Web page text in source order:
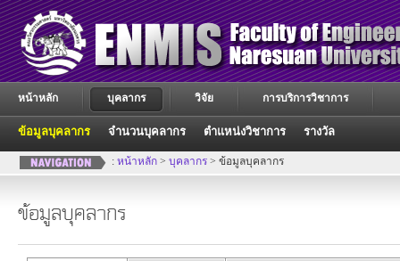
หน้าหลัก บุคลากร
ข้อมูลบุคลากร จำนวนบุคลากร ตำแหน่งวิชาการ รางวัล
วิจัย การบริการวิชาการ
: หน้าหลัก > บุคลากร > ข้อมูลบุคลากร
ข้อมูลบุคลากร